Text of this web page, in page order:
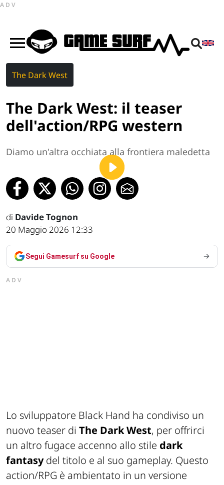
ADV
The Dark West
The Dark West: il teaser
dell'action/RPG western
Diamo un'altra occhiata alla frontiera maledetta
di Davide Tognon
20 Maggio 2026 12:33
Segui Gamesurf su Google
ADV
Lo sviluppatore Black Hand ha condiviso un
nuovo teaser di The Dark West, per offrirci
un altro fugace accenno allo stile dark
fantasydel titolo e al suo gameplay. Questo
action/RPG è ambientato in un versione